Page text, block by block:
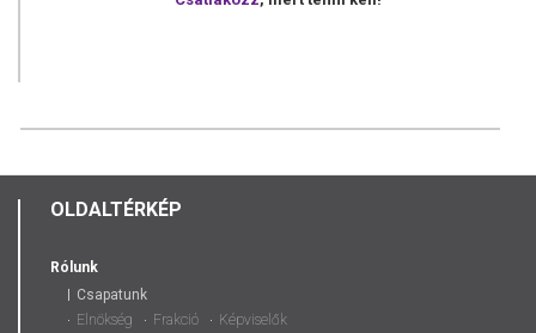
OLDALTÉRKÉP
Rólunk
Csapatunk
Elnökség
Frakció
Képviselők